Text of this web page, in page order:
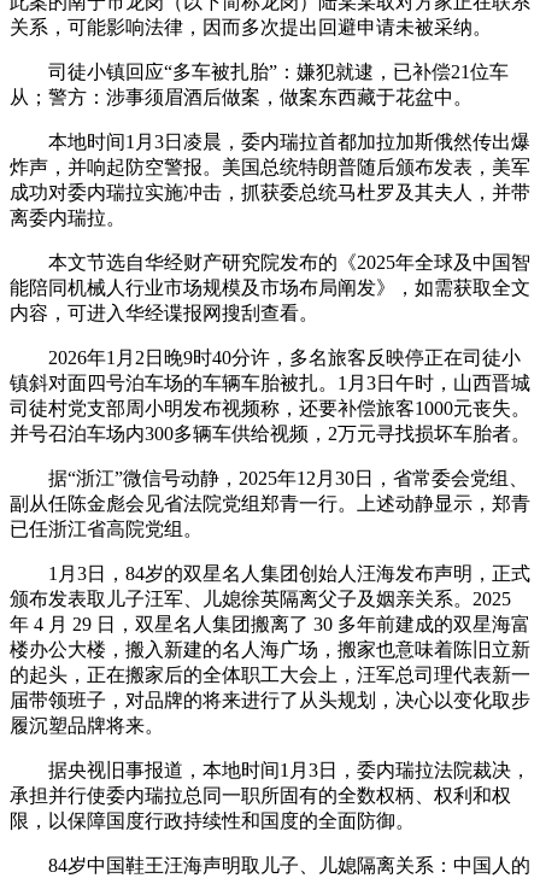
关系，可能影响法律，因而多次提出回避申请未被采纳。
司徒小镇回应“多车被扎胎”：嫌犯就逮，已补偿21位车
从；警方：涉事须眉酒后做案，做案东西藏于花盆中。
本地时间1月3日凌晨，委内瑞拉首都加拉加斯俄然传出爆
炸声，并响起防空警报。美国总统特朗普随后颁布发表，美军
成功对委内瑞拉实施冲击，抓获委总统马杜罗及其夫人，并带
离委内瑞拉。
本文节选自华经财产研究院发布的《2025年全球及中国智
能陪同机械人行业市场规模及市场布局阐发》，如需获取全文
内容，可进入华经谍报网搜刮查看。
2026年1月2日晚9时40分许，多名旅客反映停正在司徒小
镇斜对面四号泊车场的车辆车胎被扎。1月3日午时，山西晋城
司徒村党支部周小明发布视频称，还要补偿旅客1000元丧失。
并号召泊车场内300多辆车供给视频，2万元寻找损坏车胎者。
据“浙江”微信号动静，2025年12月30日，省常委会党组、
副从任陈金彪会见省法院党组郑青一行。上述动静显示，郑青
已任浙江省高院党组。
1月3日，84岁的双星名人集团创始人汪海发布声明，正式
颁布发表取儿子汪军、儿媳徐英隔离父子及姻亲关系。2025
年 4 月 29 日，双星名人集团搬离了 30 多年前建成的双星海富
楼办公大楼，搬入新建的名人海广场，搬家也意味着陈旧立新
的起头，正在搬家后的全体职工大会上，汪军总司理代表新一
届带领班子，对品牌的将来进行了从头规划，决心以变化取步
履沉塑品牌将来。
据央视旧事报道，本地时间1月3日，委内瑞拉法院裁决，
承担并行使委内瑞拉总同一职所固有的全数权柄、权利和权
限，以保障国度行政持续性和国度的全面防御。
84岁中国鞋王汪海声明取儿子、儿媳隔离关系：中国人的